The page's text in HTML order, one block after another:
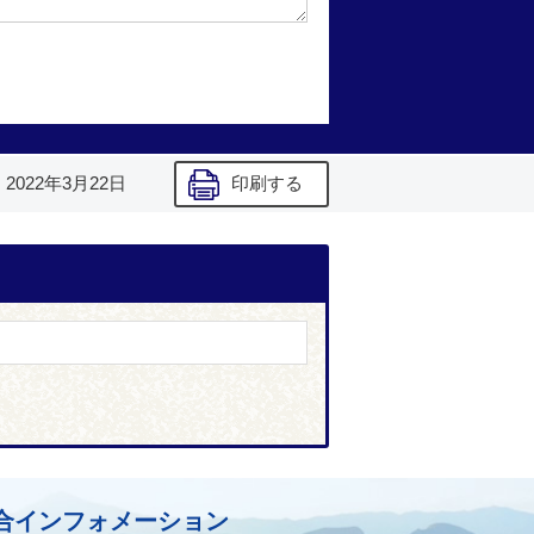
2022年3月22日 印刷する
インフォメーション